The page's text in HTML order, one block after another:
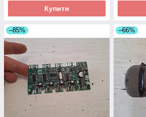
Купити
–85% –66%